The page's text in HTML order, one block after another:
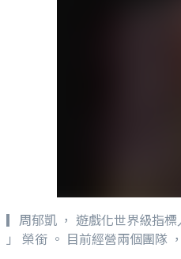
▎周郁凱 ， 遊戲化世界級指
」 榮銜 。 目前經營兩個團隊